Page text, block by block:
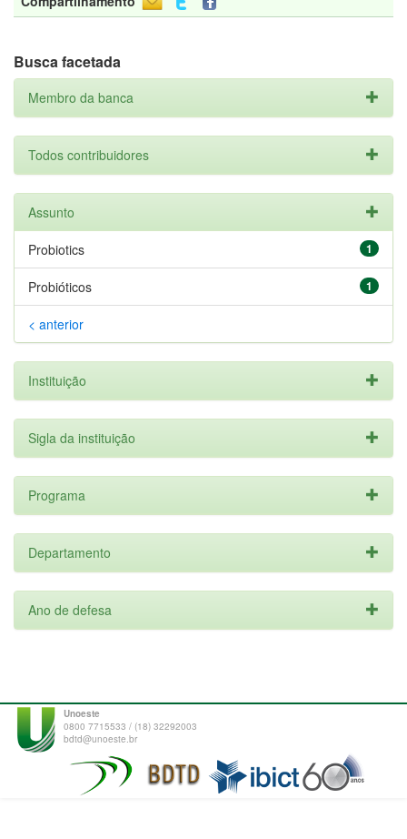
Busca facetada
Membro da banca
Todos contribuidores
Assunto
1
Probiotics
1
Probióticos
< anterior
Instituição
Sigla da instituição
Programa
Departamento
Ano de defesa
Unoeste
0800 7715533 / (18) 32292003
bdtd@unoeste.br